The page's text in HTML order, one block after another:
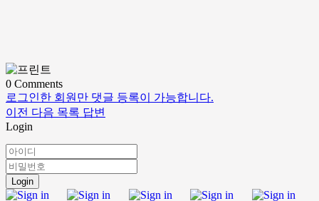
0 Comments
로그인한 회원만 댓글 등록이 가능합니다.
이전 다음 목록 답변
Login
Login